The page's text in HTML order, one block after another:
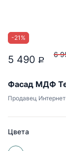
-21 %
5 490 P
6
Фасад МДФ
Продавец
Цвета